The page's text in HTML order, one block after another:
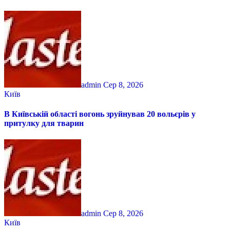
admin Сер 8, 2026
Київ
В Київській області вогонь зруйнував 20 вольєрів у
притулку для тварин
admin Сер 8, 2026
Київ